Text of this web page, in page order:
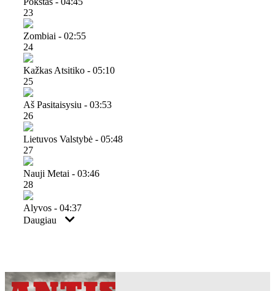
23
Zombiai - 02:55
24
Kažkas Atsitiko - 05:10
25
Aš Pasitaisysiu - 03:53
26
Lietuvos Valstybė - 05:48
27
Nauji Metai - 03:46
28
Alyvos - 04:37
Daugiau